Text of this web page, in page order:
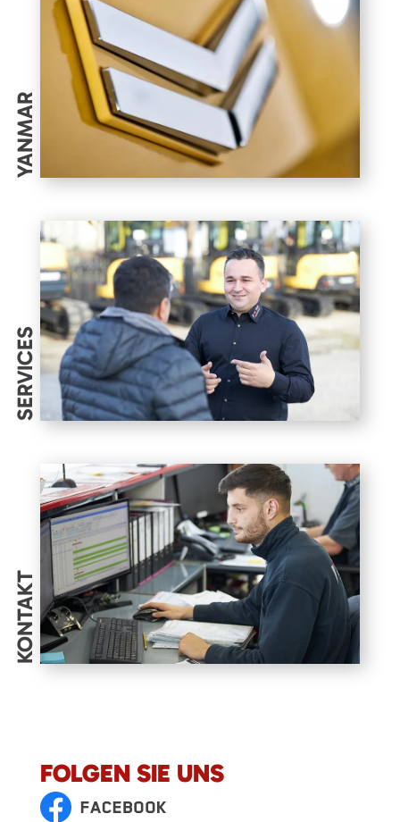
YANMAR
SERVICES
KONTAKT
FOLGEN SIE UNS